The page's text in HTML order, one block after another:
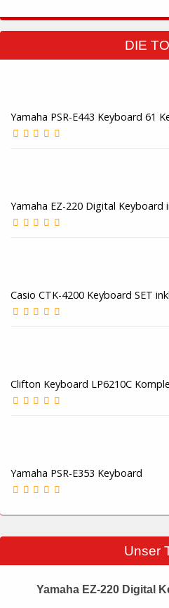
DIE
Yamaha PSR-E443 Keyboard 61
Yamaha EZ-220 Digital Keyboard
Casio CTK-4200 Keyboard SET
Clifton Keyboard LP6210C
Yamaha PSR-E353 Keyboard
Unser
Yamaha EZ-220 Digital